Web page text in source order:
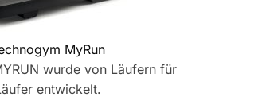
MyRun
wurde von Läufern für
entwickelt.